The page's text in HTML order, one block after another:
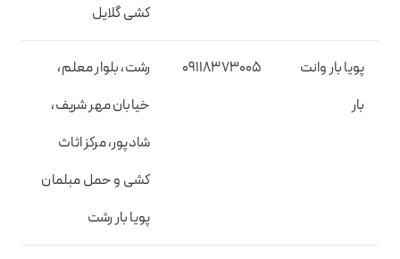
کشی گلایل
پویا بار وانت
بار
09118373005
رشت، بلوار معلم،
خیابان مهر شریف،
شادپور، مرکز اثاث
کشی و حمل مبلمان
پویا بار رشت